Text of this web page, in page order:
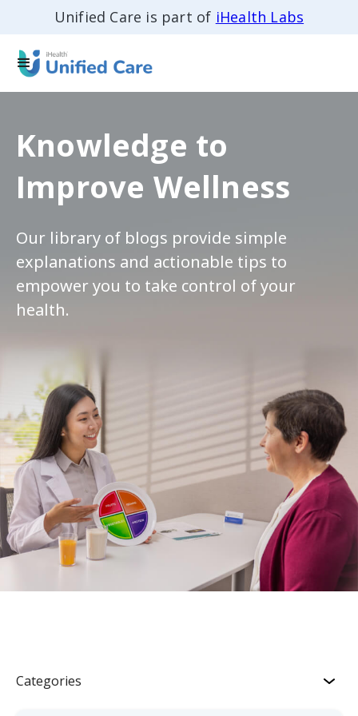
Unified Care is part of iHealth Labs
Knowledge to
Improve Wellness
Our library of blogs provide simple
explanations and actionable tips to
empower you to take control of your
health.
Categories